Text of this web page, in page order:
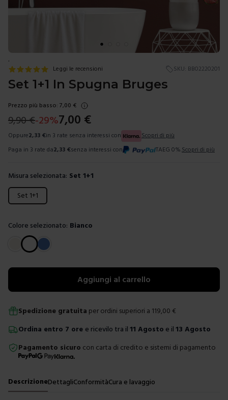
.
Leggi le recensioni SKU: BB02220201
Set 1+1 In Spugna Bruges
Prezzo più basso: 7,00 €
9,90€-29%7,00 €
Oppure2,33 €in 3 rate senza interessi con
Scopri di più
Paga in 3 rate da2,33 €senza interessi con TAEG 0%. Scopri di più
Misura selezionata: Set 1+1
Scegli una misura
Set 1+1
Colore selezionato: Bianco
Scegli un colore
Aggiungi al carrello
Spedizione gratuita per ordini superiori a 119,00 €
Ordina entro 7 ore e ricevilo tra il 11 Agosto e il 13 Agosto
Pagamento sicuro con carta di credito e sistemi di pagamento
DescrizioneDettagliConformitàCura e lavaggio